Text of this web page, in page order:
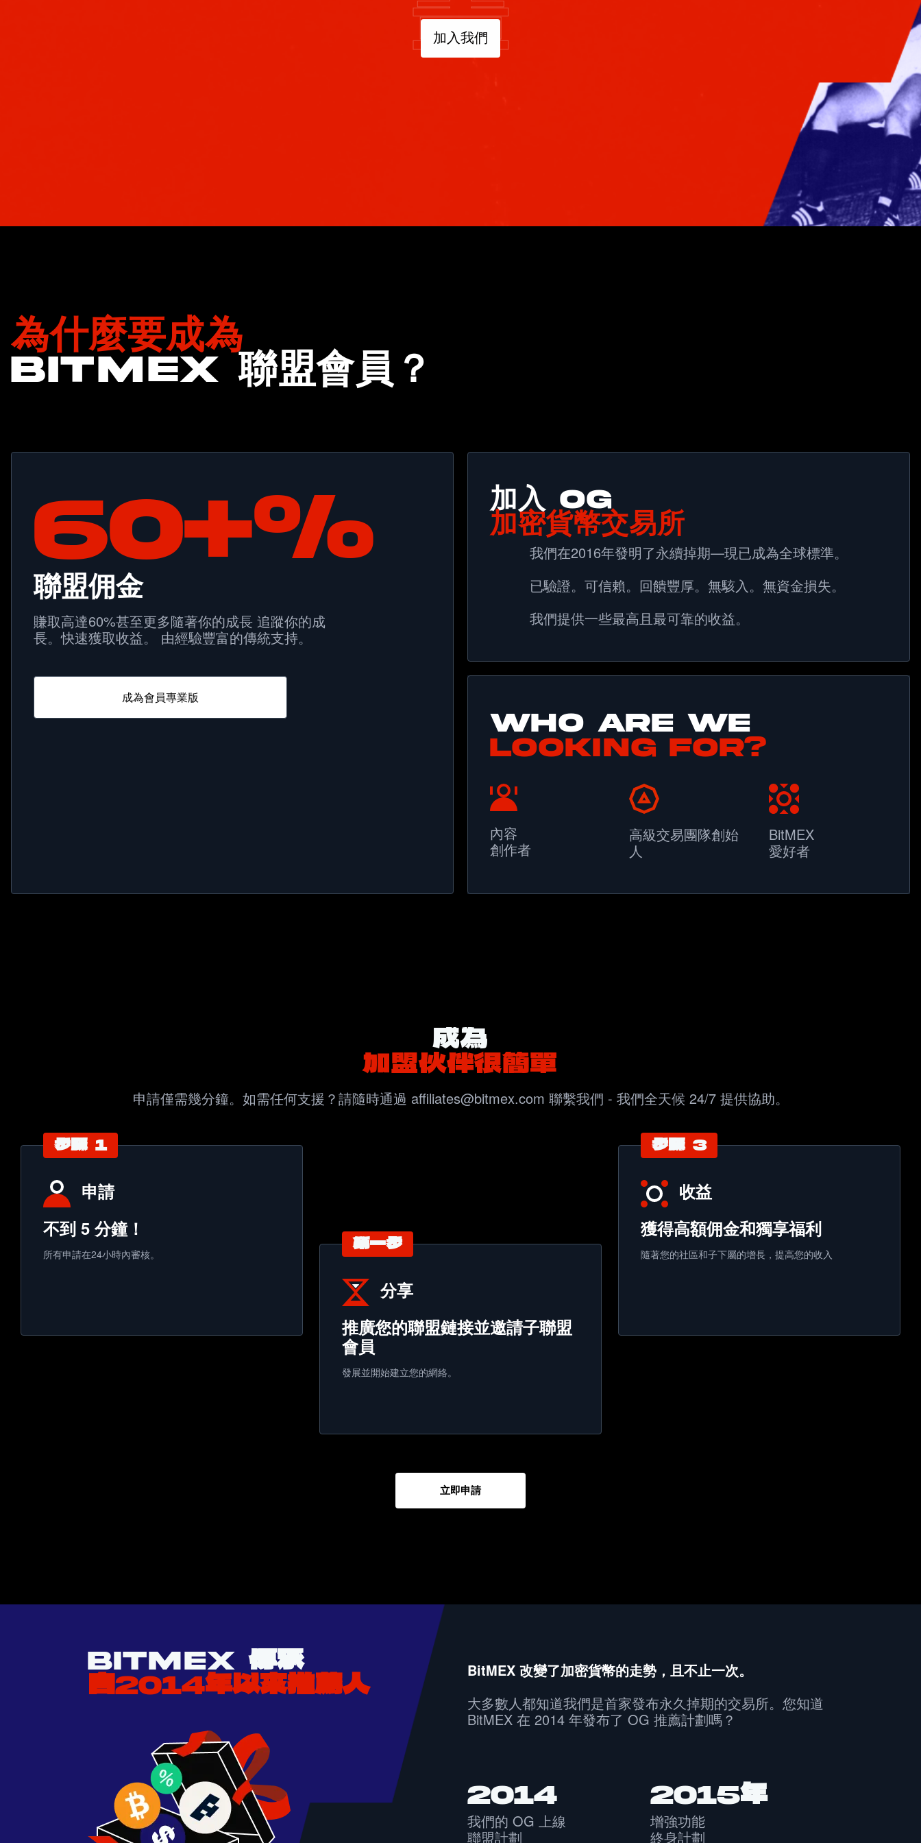
加入我們
為什麼要成為
bitmex 聯盟會員？
60+%
聯盟佣金
賺取高達60%甚至更多隨著你的成長 追蹤你的成
長。快速獲取收益。 由經驗豐富的傳統支持。
成為會員專業版
加入 OG
加密貨幣交易所
我們在2016年發明了永續掉期—現已成為全球標準。
已驗證。可信賴。回饋豐厚。無駭入。無資金損失。
我們提供一些最高且最可靠的收益。
WHO ARE WE
LOOKING FOR?
內容
創作者
高級交易團隊創始
人
BitMEX
愛好者
成為
加盟伙伴很簡單
申請僅需幾分鐘。如需任何支援？請隨時通過 affiliates@bitmex.com 聯繫我們 - 我們全天候 24/7 提供協助。
步驟 1
申請
不到 5 分鐘！
所有申請在24小時內審核。
第一步
分享
推廣您的聯盟鏈接並邀請子聯盟
會員
發展並開始建立您的網絡。
步驟 3
收益
獲得高額佣金和獨享福利
隨著您的社區和子下屬的增長，提高您的收入
立即申請
BITMEX 傳承
自2014年以來推薦人
BitMEX 改變了加密貨幣的走勢，且不止一次。
大多數人都知道我們是首家發布永久掉期的交易所。您知道
BitMEX 在 2014 年發布了 OG 推薦計劃嗎？
2014
我們的 OG 上線
聯盟計劃
2015年
增強功能
終身計劃